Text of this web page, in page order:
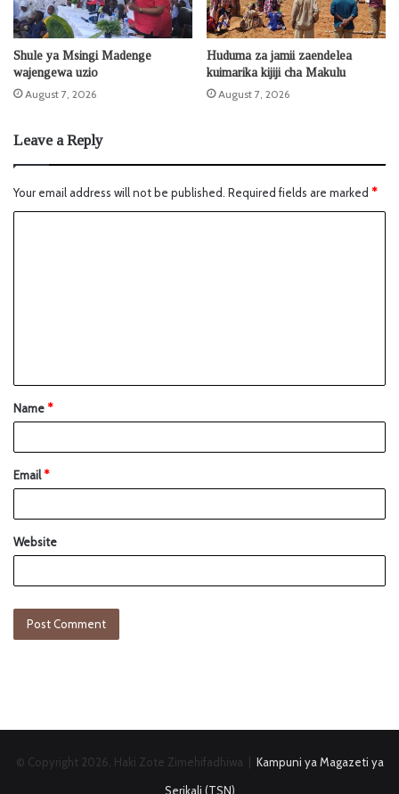
Shule ya Msingi Madenge
wajengewa uzio
August 7, 2026
Huduma za jamii zaendelea
kuimarika kijiji cha Makulu
August 7, 2026
Leave a Reply
Your email address will not be published. Required fields are marked *
Name*
Email*
Website
© Copyright 2026, Haki Zote Zimehifadhiwa | Kampuni ya Magazeti ya
Serikali (TSN)